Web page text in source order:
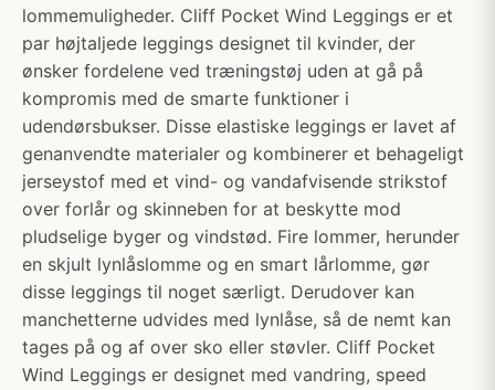
lommemuligheder. Cliff Pocket Wind Leggings er et
par højtaljede leggings designet til kvinder, der
ønsker fordelene ved træningstøj uden at gå på
kompromis med de smarte funktioner i
udendørsbukser. Disse elastiske leggings er lavet af
genanvendte materialer og kombinerer et behageligt
jerseystof med et vind- og vandafvisende strikstof
over forlår og skinneben for at beskytte mod
pludselige byger og vindstød. Fire lommer, herunder
en skjult lynlåslomme og en smart lårlomme, gør
disse leggings til noget særligt. Derudover kan
manchetterne udvides med lynlåse, så de nemt kan
tages på og af over sko eller støvler. Cliff Pocket
Wind Leggings er designet med vandring, speed